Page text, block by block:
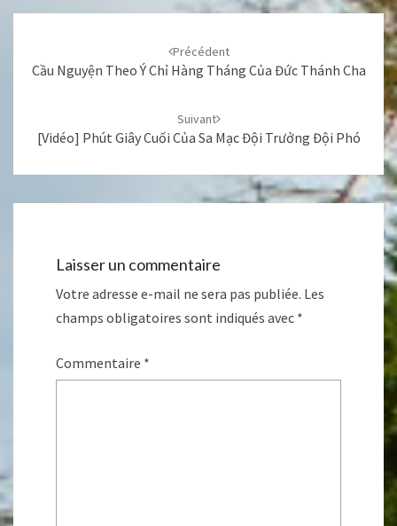
Précédent
Cầu Nguyện Theo Ý Chỉ Hàng Tháng Của Đức Thánh Cha
Suivant
[Vidéo] Phút Giây Cuối Của Sa Mạc Đội Trưởng Đội Phó
Laisser un commentaire
Votre adresse e-mail ne sera pas publiée. Les
champs obligatoires sont indiqués avec *
Commentaire *